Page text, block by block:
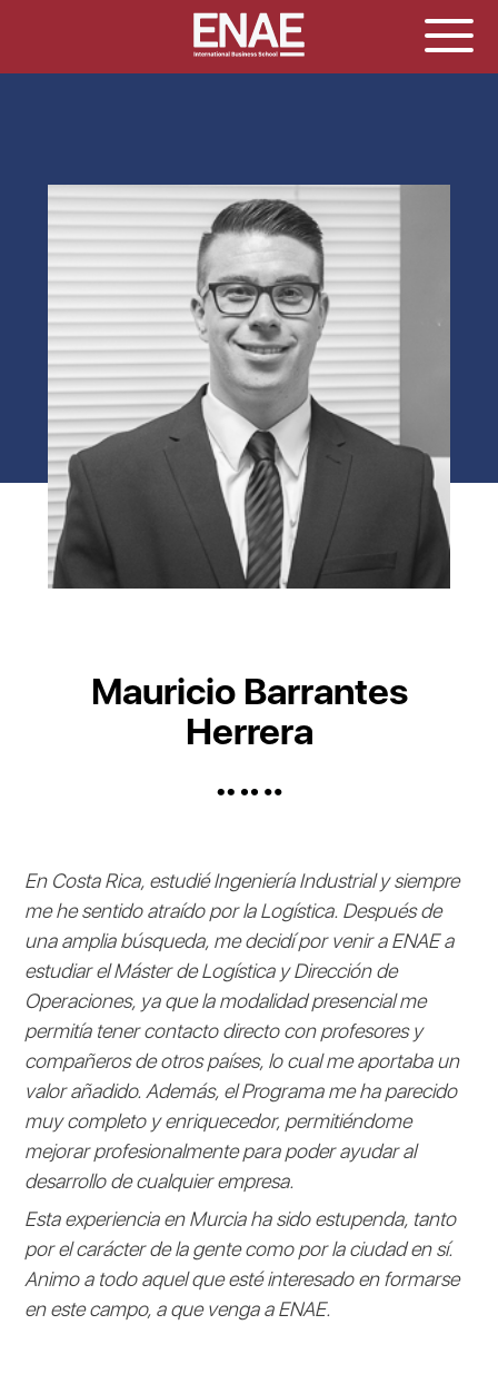
Mauricio Barrantes
Herrera
En Costa Rica, estudié Ingeniería Industrial y siempre
me he sentido atraído por la Logística. Después de
una amplia búsqueda, me decidí por venir a ENAE a
estudiar el Máster de Logística y Dirección de
Operaciones, ya que la modalidad presencial me
permitía tener contacto directo con profesores y
compañeros de otros países, lo cual me aportaba un
valor añadido. Además, el Programa me ha parecido
muy completo y enriquecedor, permitiéndome
mejorar profesionalmente para poder ayudar al
desarrollo de cualquier empresa.
Esta experiencia en Murcia ha sido estupenda, tanto
por el carácter de la gente como por la ciudad en sí.
Animo a todo aquel que esté interesado en formarse
en este campo, a que venga a ENAE.